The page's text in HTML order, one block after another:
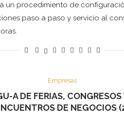
un procedimiento de
paso a paso y servicio al
Empresas
A DE FERIAS, CONGRESOS
DE NEGOCIOS